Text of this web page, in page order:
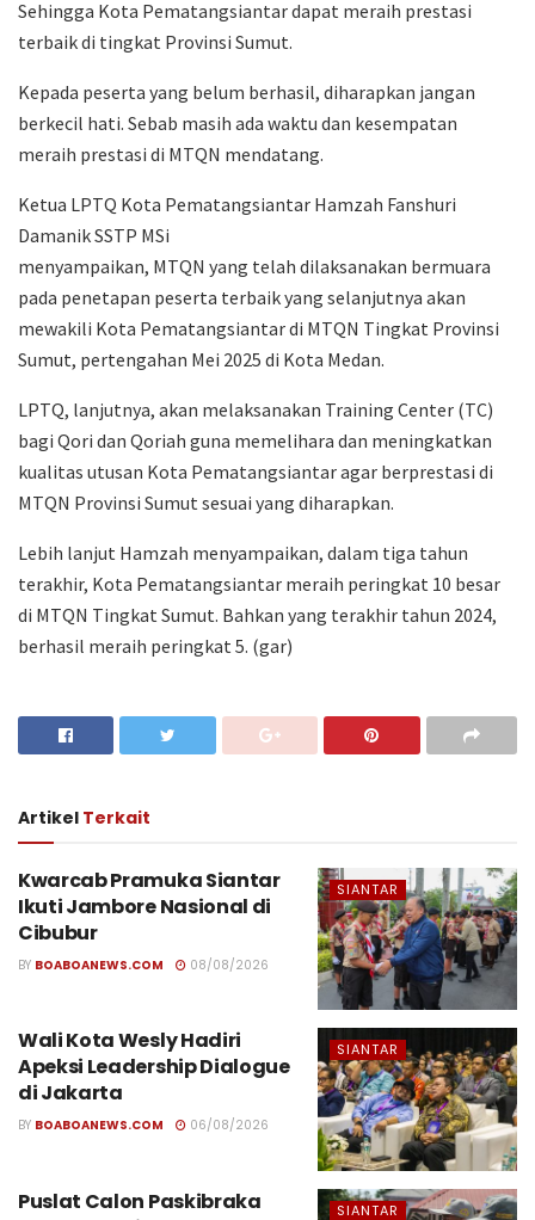
Sehingga Kota Pematangsiantar dapat meraih prestasi
terbaik di tingkat Provinsi Sumut.
Kepada peserta yang belum berhasil, diharapkan jangan
berkecil hati. Sebab masih ada waktu dan kesempatan
meraih prestasi di MTQN mendatang.
Ketua LPTQ Kota Pematangsiantar Hamzah Fanshuri
Damanik SSTP MSi
menyampaikan, MTQN yang telah dilaksanakan bermuara
pada penetapan peserta terbaik yang selanjutnya akan
mewakili Kota Pematangsiantar di MTQN Tingkat Provinsi
Sumut, pertengahan Mei 2025 di Kota Medan.
LPTQ, lanjutnya, akan melaksanakan Training Center (TC)
bagi Qori dan Qoriah guna memelihara dan meningkatkan
kualitas utusan Kota Pematangsiantar agar berprestasi di
MTQN Provinsi Sumut sesuai yang diharapkan.
Lebih lanjut Hamzah menyampaikan, dalam tiga tahun
terakhir, Kota Pematangsiantar meraih peringkat 10 besar
di MTQN Tingkat Sumut. Bahkan yang terakhir tahun 2024,
berhasil meraih peringkat 5. (gar)
Artikel Terkait
SIANTAR
Kwarcab Pramuka Siantar
Ikuti Jambore Nasional di
Cibubur
BY BOABOANEWS.COM 08/08/2026
SIANTAR
Wali Kota Wesly Hadiri
Apeksi Leadership Dialogue
di Jakarta
BY BOABOANEWS.COM 06/08/2026
SIANTAR
Puslat Calon Paskibraka